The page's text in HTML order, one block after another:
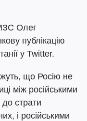
Олег
публікацію
у Twitter.
що Росію не
між російськими
страти
і російськими